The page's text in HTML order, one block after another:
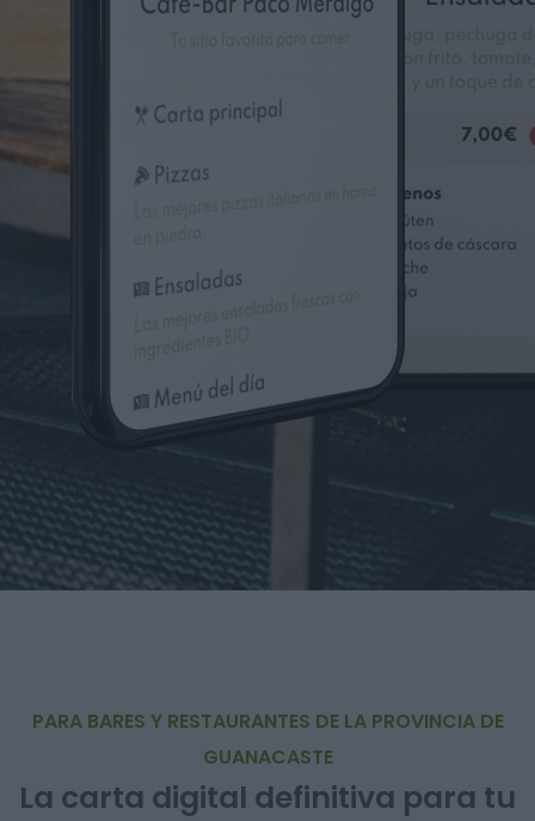
PARA BARES Y RESTAURANTES DE LA PROVINCIA DE
GUANACASTE
La carta digital definitiva para tu